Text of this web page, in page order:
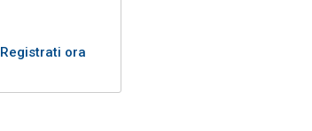
Registrati ora